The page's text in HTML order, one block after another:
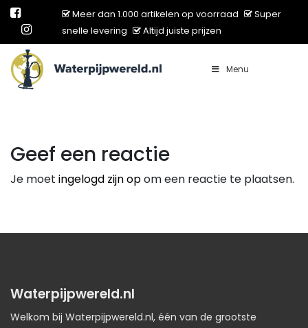
Meer dan 1.000 artikelen op voorraad
Super
snelle levering
Altijd juiste prijzen
Main Navigation Menu
Geef een reactie
Je moet ingelogd zijn opom een reactie te plaatsen.
Waterpijpwereld.nl
Welkom bij Waterpijpwereld.nl, één van de grootste